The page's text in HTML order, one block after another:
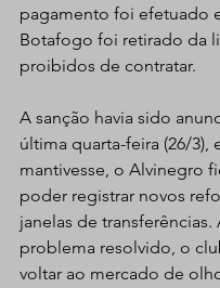
pagamento foi efetuado
Botafogo foi retirado da
proibidos de contratar.
A sanção havia sido
última quarta-feira (26/3),
mantivesse, o Alvinegro
poder registrar novos
janelas de
problema resolvido, o
voltar ao mercado de